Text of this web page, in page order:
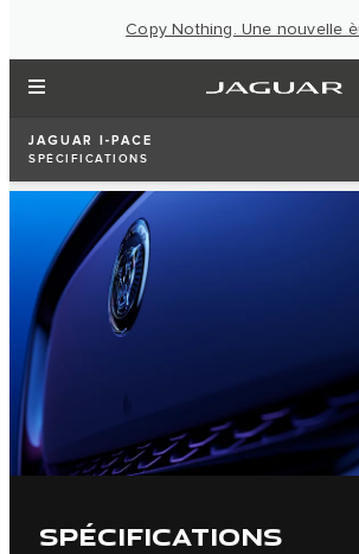
Copy Nothing. Une nouvelle
JAGUAR I-PACE
SPÉCIFICATIONS
SPÉCIFICATIONS